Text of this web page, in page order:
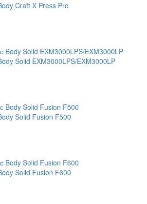
Craft X Press Pro
Solid EXM3000LPS/EXM3000LP
Solid Fusion F500
Solid Fusion F600